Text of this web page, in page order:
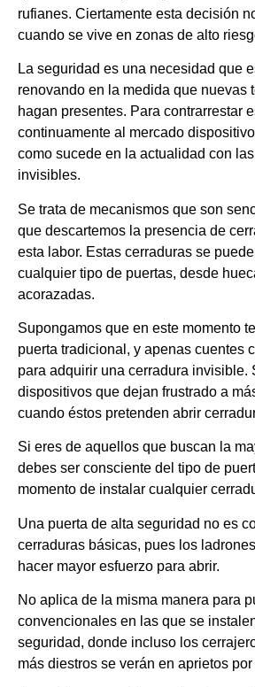
rufianes. Ciertamente esta decisión
cuando se vive en zonas de alto
La seguridad es una necesidad que
renovando en la medida que nuevas
hagan presentes. Para contrarrestar
continuamente al mercado
como sucede en la actualidad con
invisibles.
Se trata de mecanismos que son
que descartemos la presencia de
esta labor. Estas cerraduras se
cualquier tipo de puertas, desde
acorazadas.
Supongamos que en este momento
puerta tradicional, y apenas cuentes
para adquirir una cerradura invisible.
dispositivos que dejan frustrado a
cuando éstos pretenden abrir
Si eres de aquellos que buscan la
debes ser consciente del tipo de
momento de instalar cualquier
Una puerta de alta seguridad no es
cerraduras básicas, pues los
hacer mayor esfuerzo para abrir.
No aplica de la misma manera para
convencionales en las que se
seguridad, donde incluso los
más diestros se verán en aprietos